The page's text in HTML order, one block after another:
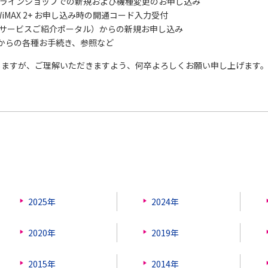
2+ お申し込み時の開通コード入力受付
ービスご紹介ポータル）からの新規お申し込み
らの各種お手続き、参照など
すが、ご理解いただきますよう、何卒よろしくお願い申し上げます。
2025年 2024年
2020年 2019年
2015年 2014年